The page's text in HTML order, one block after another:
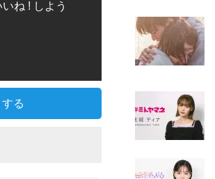
いね ! しよう
る